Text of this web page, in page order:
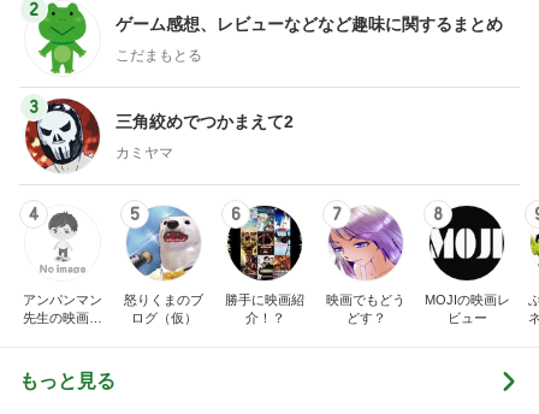
2
ゲーム感想、レビューなどなど趣味に関するまとめ
こだまもとる
3
三角絞めでつかまえて2
カミヤマ
4
アンパンマン
先生の映画講
5
怒りくまのブ
ログ（仮）
6
勝手に映画紹
介！？
7
映画でもどう
どす？
8
MOJIの映画レ
ビュー
もっと見る